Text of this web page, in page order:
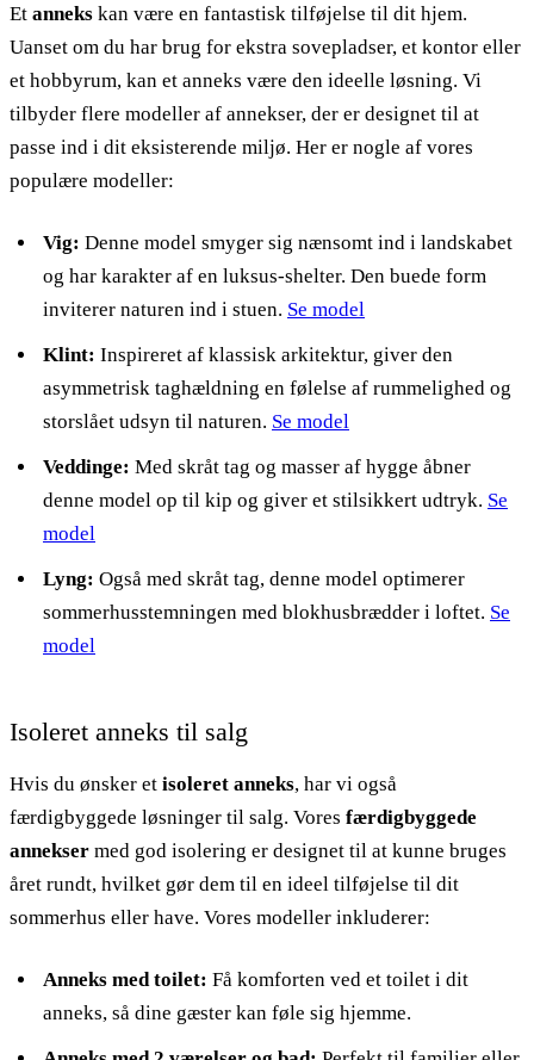
Et anneks kan være en fantastisk tilføjelse til dit hjem.
Uanset om du har brug for ekstra sovepladser, et kontor eller
et hobbyrum, kan et anneks være den ideelle løsning. Vi
tilbyder flere modeller af annekser, der er designet til at
passe ind i dit eksisterende miljø. Her er nogle af vores
populære modeller:
Vig: Denne model smyger sig nænsomt ind i landskabet
og har karakter af en luksus-shelter. Den buede form
inviterer naturen ind i stuen. Se model
Klint: Inspireret af klassisk arkitektur, giver den
asymmetrisk taghældning en følelse af rummelighed og
storslået udsyn til naturen. Se model
Veddinge: Med skråt tag og masser af hygge åbner
denne model op til kip og giver et stilsikkert udtryk. Se
model
Lyng: Også med skråt tag, denne model optimerer
sommerhusstemningen med blokhusbrædder i loftet. Se
model
Isoleret anneks til salg
Hvis du ønsker et isoleret anneks, har vi også
færdigbyggede løsninger til salg. Vores færdigbyggede
annekser med god isolering er designet til at kunne bruges
året rundt, hvilket gør dem til en ideel tilføjelse til dit
sommerhus eller have. Vores modeller inkluderer:
Anneks med toilet: Få komforten ved et toilet i dit
anneks, så dine gæster kan føle sig hjemme.